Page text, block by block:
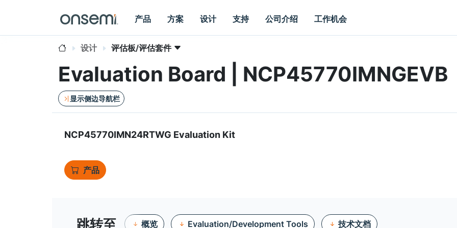
产品 方案 设计 支持 公司介绍 工作机会
设计 评估板/评估套件
Evaluation Board | NCP45770IMNGEVB
显示侧边导航栏
NCP45770IMN24RTWG Evaluation Kit
产品
跳转至 概览 Evaluation/Development Tools 技术文档